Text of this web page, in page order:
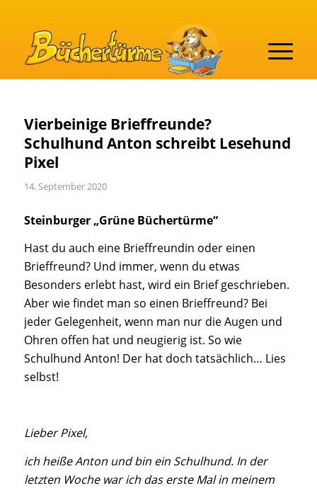
Vierbeinige Brieffreunde?
Schulhund Anton schreibt Lesehund
Pixel
14. September 2020
Steinburger „Grüne Büchertürme“
Hast du auch eine Brieffreundin oder einen
Brieffreund? Und immer, wenn du etwas
Besonders erlebt hast, wird ein Brief geschrieben.
Aber wie findet man so einen Brieffreund? Bei
jeder Gelegenheit, wenn man nur die Augen und
Ohren offen hat und neugierig ist. So wie
Schulhund Anton! Der hat doch tatsächlich… Lies
selbst!
Lieber Pixel,
ich heiße Anton und bin ein Schulhund. In der
letzten Woche war ich das erste Mal in meinem